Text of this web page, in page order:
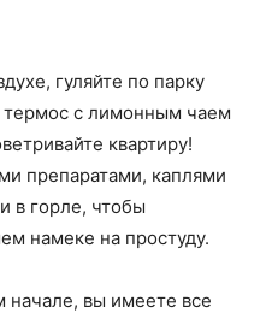
гуляйте по парку
термос с лимонным чаем
квартиру!
препаратами, каплями
в горле, чтобы
намеке на простуду.
начале, вы имеете все